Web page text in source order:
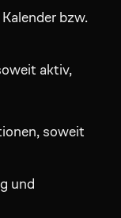
bzw.
aktiv,
soweit
und